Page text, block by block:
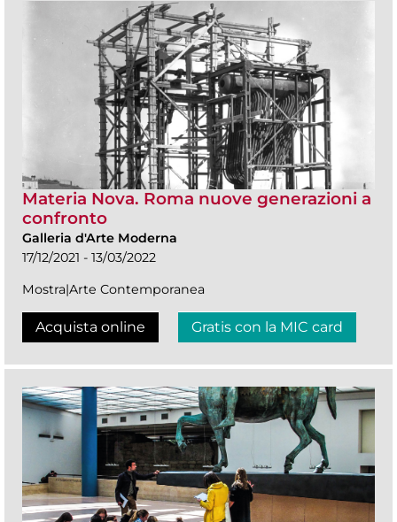
Materia Nova. Roma nuove generazioni a
confronto
Galleria d'Arte Moderna
17/12/2021 - 13/03/2022
Mostra|Arte Contemporanea
Acquista online Gratis con la MIC card